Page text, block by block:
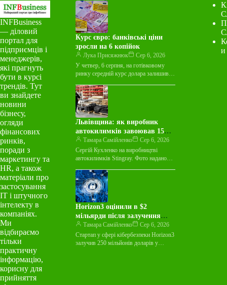
INFBusiness
— діловий
портал для
підприємців і
менеджерів,
які прагнуть
бути в курсі
трендів. Тут
ви знайдете
новини
бізнесу,
огляди
фінансових
ринків,
поради з
маркетингу та
HR, а також
матеріали про
застосування
ІТ і штучного
інтелекту в
компаніях.
Ми
відбираємо
тільки
практичну
інформацію,
корисну для
прийняття
Курс євро: банківські ціни
зросли на 6 копійок
Лука Присяжнюк
Сер 6, 2026
У четвер, 6 серпня, на готівковому
ринку середній курс долара залишився
копійки у…
Львівщина: як виробник
автокилимків завоював 15
країн світу
Тамара Самійленко
Сер 6, 2026
Сергій Кухленко на виробництві
автокилимків Stingray. Фото надано
виробник автокилимків Stingray
працював лише на українському ринку
й…
Horizon3 оцінили в $2
мільярди після залучення
$250 мільйонів на тлі
зростання ШІ-загроз
Тамара Самійленко
Сер 6, 2026
Стартап у сфері кібербезпеки Horizon3
залучив 250 мільйонів доларів у
и